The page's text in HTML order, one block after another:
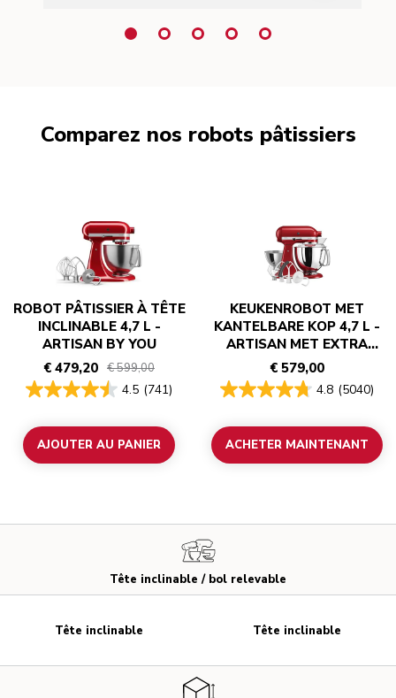
Comparez nos robots pâtissiers
ROBOT PÂTISSIER À TÊTE
INCLINABLE 4,7 L -
ARTISAN BY YOU
€ 479,20 € 599,00
4.5 (741)
AJOUTER AU PANIER
KEUKENROBOT MET
KANTELBARE KOP 4,7 L -
ARTISAN MET EXTRA
ACCESSOIRES
€ 579,00
4.8 (5040)
ACHETER MAINTENANT
Tête inclinable / bol relevable
Tête inclinable Tête inclinable